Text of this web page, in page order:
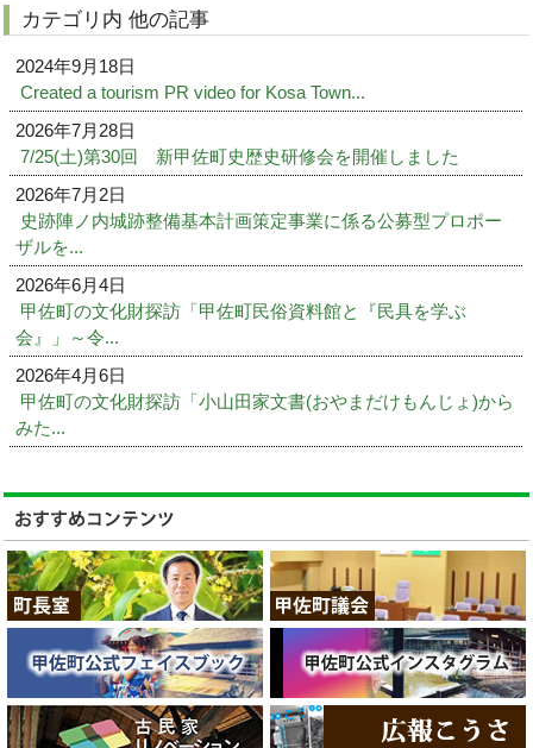
カテゴリ内 他の記事
2024年9月18日
Created a tourism PR video for Kosa Town...
2026年7月28日
7/25(土)第30回 新甲佐町史歴史研修会を開催しました
2026年7月2日
史跡陣ノ内城跡整備基本計画策定事業に係る公募型プロポー
ザルを...
2026年6月4日
甲佐町の文化財探訪「甲佐町民俗資料館と『民具を学ぶ
会』」～令...
2026年4月6日
甲佐町の文化財探訪「小山田家文書(おやまだけもんじょ)から
みた...